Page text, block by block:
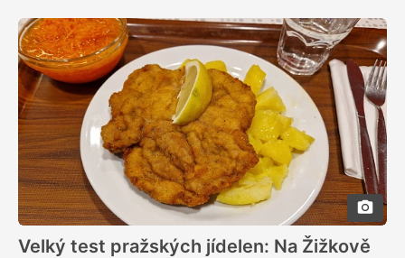
Velký test pražských jídelen: Na Žižkově